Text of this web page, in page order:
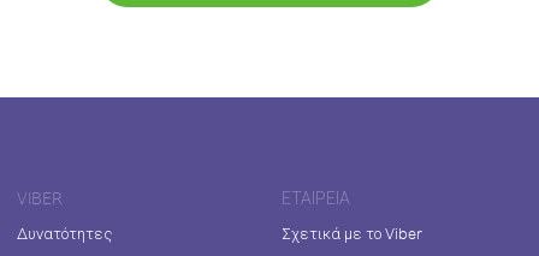
VIBER
Δυνατότητες
ΕΤΑΙΡΕΊΑ
Σχετικά με το Viber